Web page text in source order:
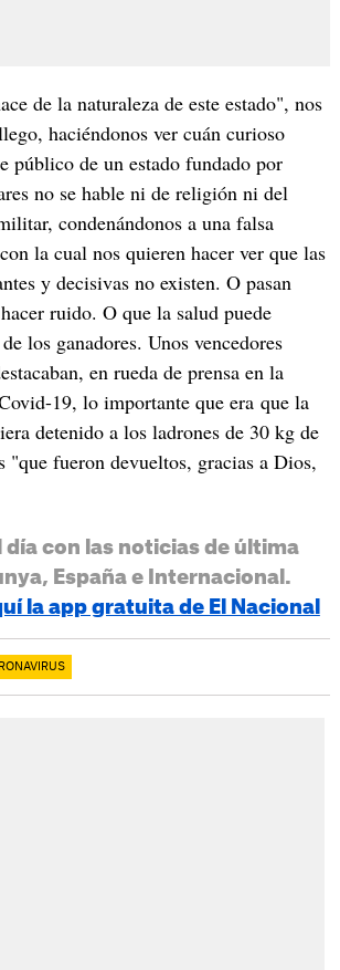
de la naturaleza de este estado", nos
haciéndonos ver cuán curioso
público de un estado fundado por
no se hable ni de religión ni del
condenándonos a una falsa
la cual nos quieren hacer ver que las
y decisivas no existen. O pasan
ruido. O que la salud puede
los ganadores. Unos vencedores
en rueda de prensa en la
19, lo importante que era que la
detenido a los ladrones de 30 kg de
"que fueron devueltos, gracias a Dios,
día con las noticias de última
España e Internacional.
la app gratuita de El Nacional